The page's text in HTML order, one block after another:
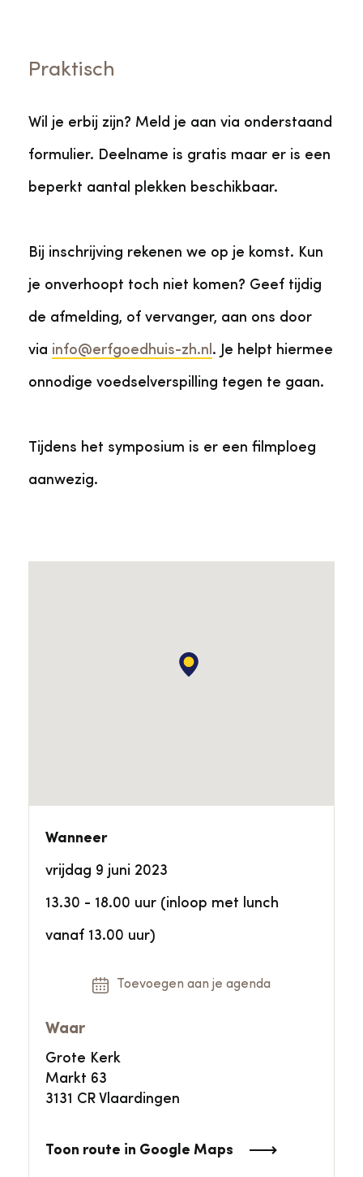
Praktisch
Wil je erbij zijn? Meld je aan via onderstaand
formulier. Deelname is gratis maar er is een
beperkt aantal plekken beschikbaar.
Bij inschrijving rekenen we op je komst. Kun
je onverhoopt toch niet komen? Geef tijdig
de afmelding, of vervanger, aan ons door
via info@erfgoedhuis-zh.nl . Je helpt hiermee
onnodige voedselverspilling tegen te gaan.
Tijdens het symposium is er een filmploeg
aanwezig.
Wanneer
vrijdag 9 juni 2023
13.30 - 18.00 uur (inloop met lunch
vanaf 13.00 uur)
Toevoegen aan je agenda
Waar
Grote Kerk
Markt 63
3131 CR Vlaardingen
Toon route in Google Maps